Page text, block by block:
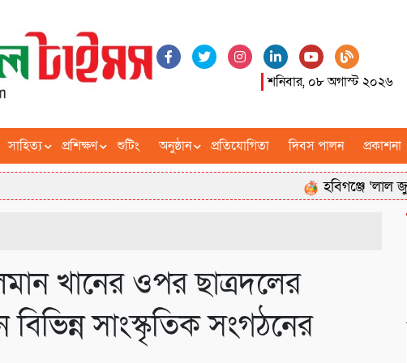
শনিবার, ০৮ অগাস্ট ২০২৬
সাহিত্য প্রশিক্ষণ শুটিং অনুষ্ঠান প্রতিযোগিতা দিবস পালন প্রকাশনা
হবিগঞ্জে ‘লাল
খানের ওপর ছাত্রদলের
বিভিন্ন সাংস্কৃতিক সংগঠনের